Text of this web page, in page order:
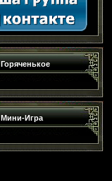
Горяченькое
Мини-Игра